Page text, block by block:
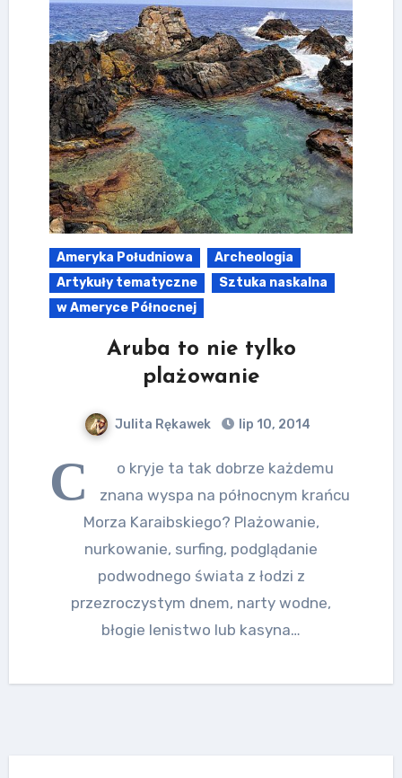
Ameryka Południowa
Archeologia
Artykuły tematyczne
Sztuka naskalna
w Ameryce Północnej
Aruba to nie tylko
plażowanie
Julita Rękawek lip 10, 2014
C
o kryje ta tak dobrze każdemu
znana wyspa na północnym krańcu
Morza Karaibskiego? Plażowanie,
nurkowanie, surfing, podglądanie
podwodnego świata z łodzi z
przezroczystym dnem, narty wodne,
błogie lenistwo lub kasyna…